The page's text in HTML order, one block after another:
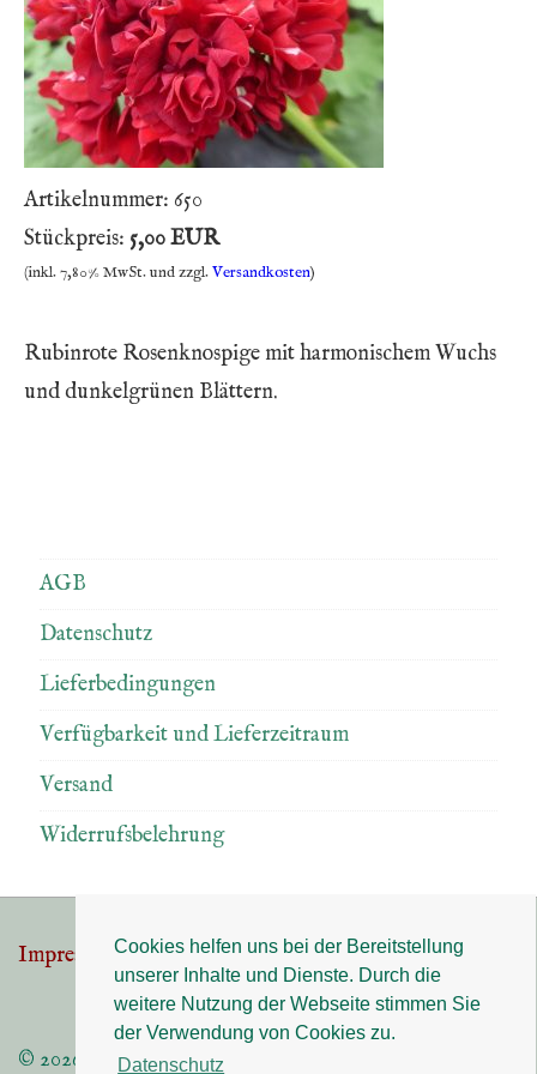
Cookies helfen uns bei der Bereitstellung
unserer Inhalte und Dienste. Durch die
weitere Nutzung der Webseite stimmen Sie
der Verwendung von Cookies zu.
Datenschutz
Artikelnummer: 650
Stückpreis: 5,00 EUR
(inkl. 7,80% MwSt. und zzgl.Versandkosten)
Rubinrote Rosenknospige mit harmonischem Wuchs
und dunkelgrünen Blättern.
AGB
Datenschutz
Lieferbedingungen
Verfügbarkeit und Lieferzeitraum
Versand
Widerrufsbelehrung
Footer-
Impressum Datenschutz
© 2026